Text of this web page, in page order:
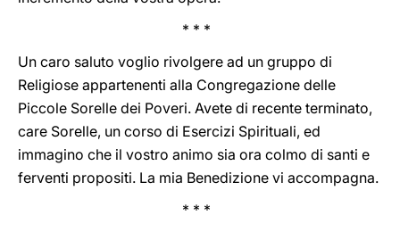
* * *
Un caro saluto voglio rivolgere ad un gruppo di
Religiose appartenenti alla Congregazione delle
Piccole Sorelle dei Poveri. Avete di recente terminato,
care Sorelle, un corso di Esercizi Spirituali, ed
immagino che il vostro animo sia ora colmo di santi e
ferventi propositi. La mia Benedizione vi accompagna.
* * *